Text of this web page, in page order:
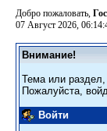
Добро пожаловать,
07 Август 2026,
Внимание!
Тема или
Пожалуйста,
Войти